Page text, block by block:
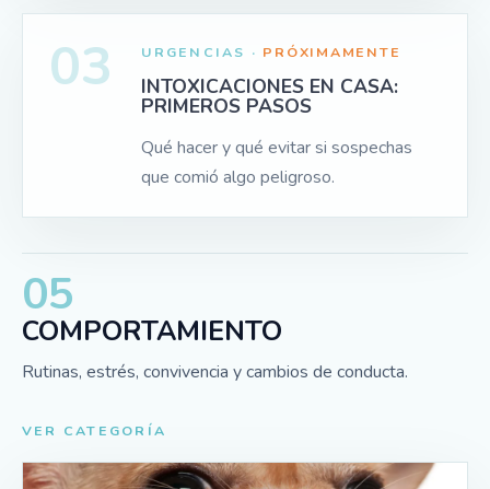
03 URGENCIAS · PRÓXIMAMENTE
INTOXICACIONES EN CASA:
PRIMEROS PASOS
Qué hacer y qué evitar si sospechas
que comió algo peligroso.
05
COMPORTAMIENTO
Rutinas, estrés, convivencia y cambios de conducta.
VER CATEGORÍA